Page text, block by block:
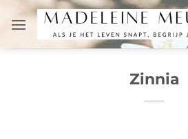
Μετάβαση
στο
περιεχόμενο
Zinnia